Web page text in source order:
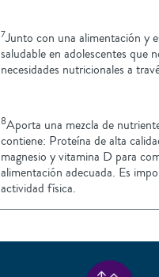
7Junto con una alimentación y
saludable en adolescentes que
necesidades nutricionales a
8Aporta una mezcla de
contiene: Proteína de alta
magnesio y vitamina D para
alimentación adecuada. Es
actividad física.